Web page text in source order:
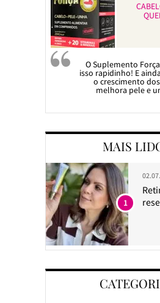
O Suplemento
isso rapidinho! E
o crescimento
melhora pele e
MAIS
1